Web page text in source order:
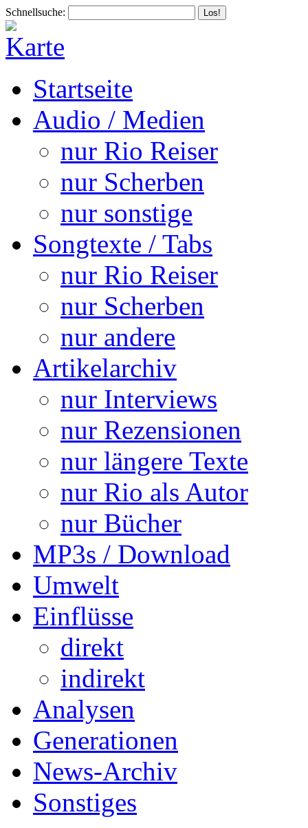
Schnellsuche:
Startseite
Audio / Medien
nur Rio Reiser
nur Scherben
nur sonstige
Songtexte / Tabs
nur Rio Reiser
nur Scherben
nur andere
Artikelarchiv
nur Interviews
nur Rezensionen
nur längere Texte
nur Rio als Autor
nur Bücher
MP3s / Download
Umwelt
Einflüsse
direkt
indirekt
Analysen
Generationen
News-Archiv
Sonstiges